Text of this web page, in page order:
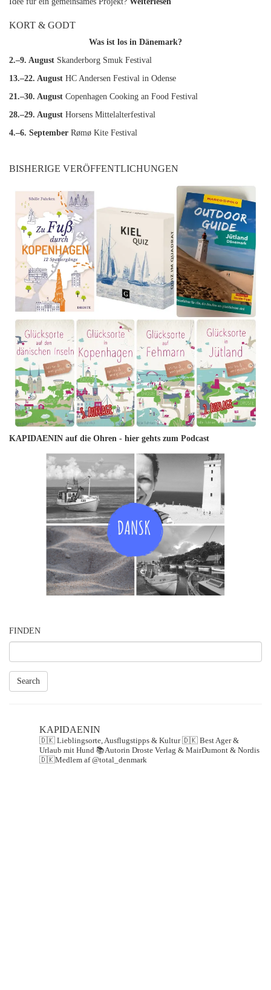
KORT & GODT
Was ist los in Dänemark?
2.–9. August Skanderborg Smuk Festival
13.–22. August HC Andersen Festival in Odense
21.–30. August Copenhagen Cooking an Food Festival
28.–29. August Horsens Mittelalterfestival
4.–6. September Rømø Kite Festival
BISHERIGE VERÖFFENTLICHUNGEN
KAPIDAENIN auf die Ohren - hier gehts zum Podcast
FINDEN
Search
KAPIDAENIN
🇩🇰 Lieblingsorte, Ausflugstipps & Kultur🇩🇰 Best Ager &
Urlaub mit Hund 📚Autorin Droste Verlag & MairDumont & Nordis
🇩🇰Medlem af @total_denmark